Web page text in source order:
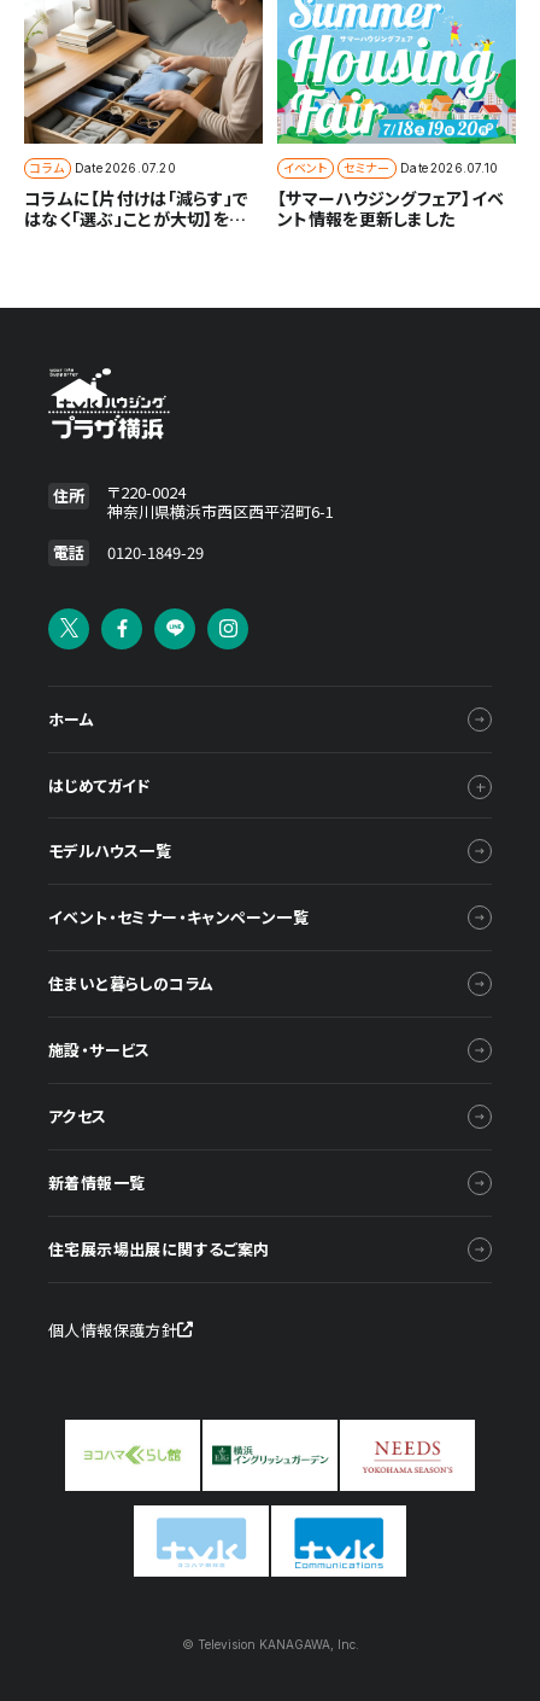
コラム Date2026.07.20
コラムに【片付けは「減らす」で
はなく「選ぶ」ことが大切】を追
イベント セミナー Date2026.07.10
【サマーハウジングフェア】イベ
ント情報を更新しました
住所
〒220-0024
神奈川県横浜市西区西平沼町6-1
電話
0120-1849-29
ホーム
はじめてガイド
モデルハウス一覧
イベント・セミナー・キャンペーン一覧
住まいと暮らしのコラム
施設・サービス
アクセス
新着情報一覧
住宅展示場出展に関するご案内
個人情報保護方針
© Television KANAGAWA, Inc.